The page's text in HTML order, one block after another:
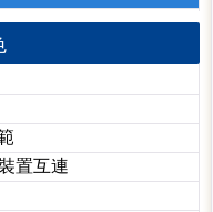
置互連